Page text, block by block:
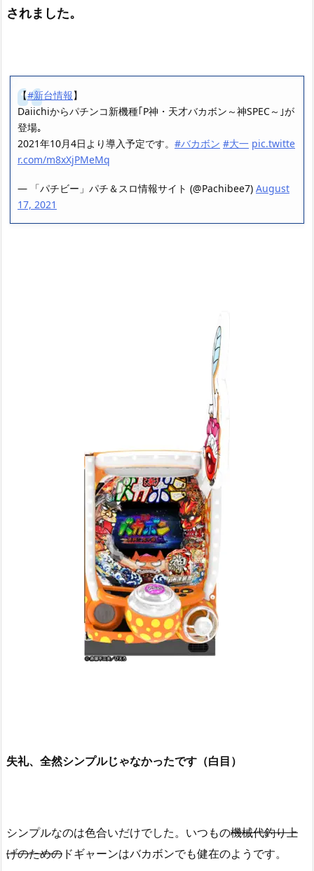
されました。
【#新台情報】
Daiichiからパチンコ新機種｢P神・天才バカボン～神SPEC～｣が
登場｡
2021年10月4日より導入予定です。 #バカボン #大一 pic.twitte
r.com/m8xXjPMeMq
— 「パチビー」パチ＆スロ情報サイト (@Pachibee7) August
17, 2021
失礼、全然シンプルじゃなかったです（白目）
シンプルなのは色合いだけでした。いつもの機械代釣り上
げのための ドギャーンはバカボンでも健在のようです。